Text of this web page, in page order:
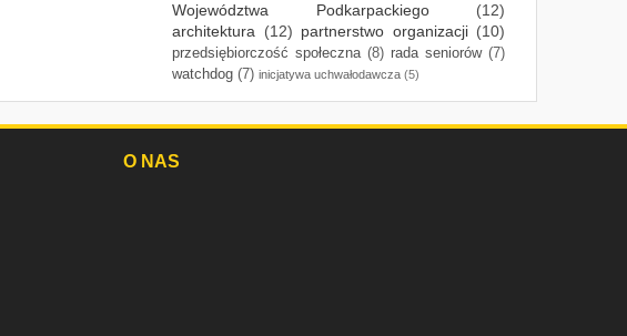
Województwa Podkarpackiego
(12)
architektura
(12) partnerstwo organizacji (10)
przedsiębiorczość społeczna (8) rada seniorów (7)
watchdog (7) inicjatywa uchwałodawcza (5)
O NAS